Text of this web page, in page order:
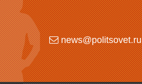
news@politsovet.ru